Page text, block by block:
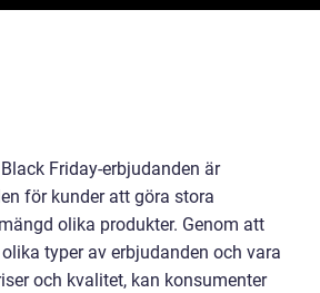
Friday-erbjudanden är
för kunder att göra stora
olika produkter. Genom att
typer av erbjudanden och vara
och kvalitet, kan konsumenter